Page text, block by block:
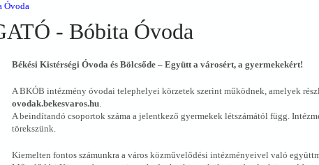
Óvoda
- Bóbita Óvoda
Békési Kistérségi Óvoda és Bölcsőde – Együtt a városért, a gyermekekért!
A BKÓB intézmény óvodai telephelyei körzetek szerint működnek, amelyek
ovodak.bekesvaros.hu.
A beindítandó csoportok száma a jelentkező gyermekek létszámától függ.
törekszünk.
Kiemelten fontos számunkra a város közművelődési intézményeivel való